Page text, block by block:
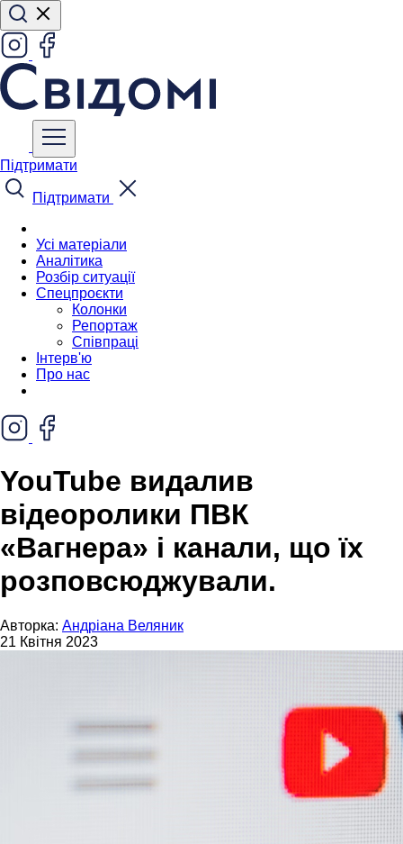
Підтримати
Підтримати
Усі матеріали
Аналітика
Розбір ситуації
Спецпроєкти
Колонки
Репортаж
Співпраці
Інтерв'ю
Про нас
YouTube видалив
відеоролики ПВК
«Вагнера» і канали, що їх
розповсюджували.
Авторка: Андріана Веляник
21 Квітня 2023